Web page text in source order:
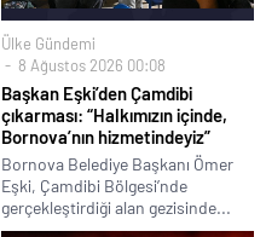
Ülke Gündemi
8 Ağustos 2026 00:08
Başkan Eşki’den Çamdibi
çıkarması: “Halkımızın içinde,
Bornova’nın hizmetindeyiz”
Bornova Belediye Başkanı Ömer
Eşki, Çamdibi Bölgesi’nde
gerçekleştirdiği alan gezisinde...